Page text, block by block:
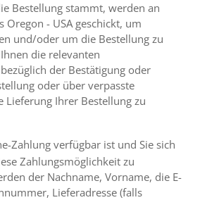
Bestellung stammt, werden an
Oregon - USA geschickt, um
und/oder um die Bestellung zu
die relevanten
der Bestätigung oder
oder über verpasste
Lieferung Ihrer Bestellung zu
Zahlung verfügbar ist und Sie sich
Zahlungsmöglichkeit zu
der Nachname, Vorname, die E-
Lieferadresse (falls